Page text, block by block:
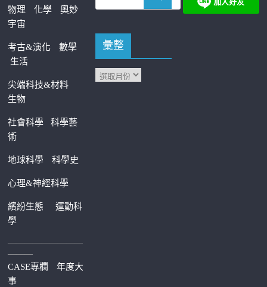
物理 化學
奧妙
宇宙
考古&演化
數學
生活
尖端科技&材料
生物
社會科學科學藝
術
地球科學 科學史
心理&神經科學
繽紛生態運動科
學
—————————
———
CASE專欄
年度大
事
彙整